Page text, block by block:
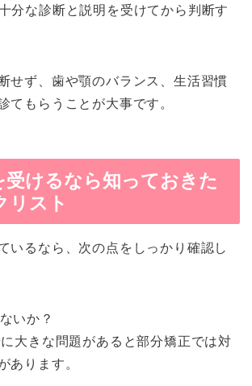
分な診断と説明を受けてから判断す
せず、歯や顎のバランス、生活習慣
てもらうことが大事です。
受けるなら知っておきた
リスト
いるなら、次の点をしっかり確認し
いか？
大きな問題があると部分矯正では対
あります。